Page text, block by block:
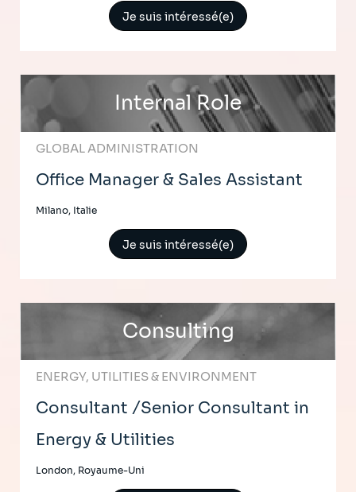
Je suis intéressé(e)
Internal Role
GLOBAL ADMINISTRATION
Office Manager & Sales Assistant
Milano, Italie
Je suis intéressé(e)
Consulting
ENERGY, UTILITIES & ENVIRONMENT
Consultant /Senior Consultant in
Energy & Utilities
London, Royaume-Uni